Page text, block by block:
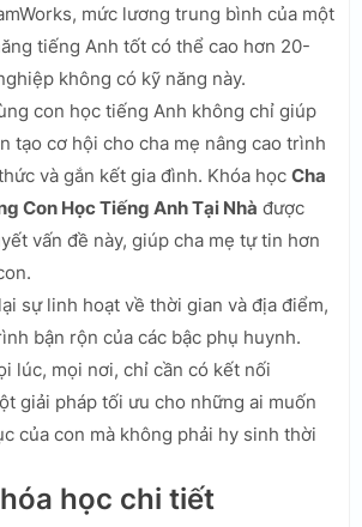
mức lương trung bình của một
tiếng Anh tốt có thể cao hơn 20-
không có kỹ năng này.
con học tiếng Anh không chỉ giúp
tạo cơ hội cho cha mẹ nâng cao trình
và gắn kết gia đình. Khóa học Cha
Con Học Tiếng Anh Tại Nhà được
vấn đề này, giúp cha mẹ tự tin hơn
sự linh hoạt về thời gian và địa điểm,
bận rộn của các bậc phụ huynh.
lúc, mọi nơi, chỉ cần có kết nối
giải pháp tối ưu cho những ai muốn
của con mà không phải hy sinh thời
học chi tiết